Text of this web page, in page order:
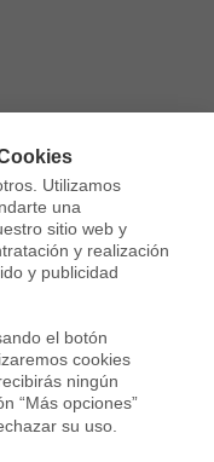
Utilizamos
una
sitio web y
y realización
y publicidad
el botón
cookies
ningún
“Más opciones”
su uso.